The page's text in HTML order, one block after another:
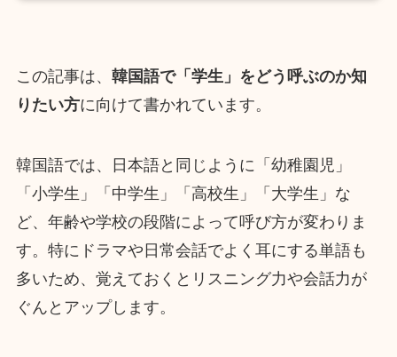
この記事は、 韓国語で「学生」をどう呼ぶのか知
りたい方に向けて書かれています。
韓国語では、日本語と同じように「幼稚園児」
「小学生」「中学生」「高校生」「大学生」な
ど、年齢や学校の段階によって呼び方が変わりま
す。特にドラマや日常会話でよく耳にする単語も
多いため、覚えておくとリスニング力や会話力が
ぐんとアップします。